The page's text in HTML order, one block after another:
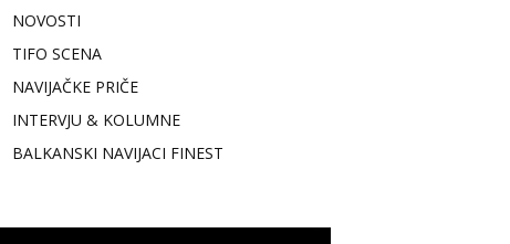
NOVOSTI
TIFO SCENA
NAVIJAČKE PRIČE
INTERVJU & KOLUMNE
BALKANSKI NAVIJACI FINEST